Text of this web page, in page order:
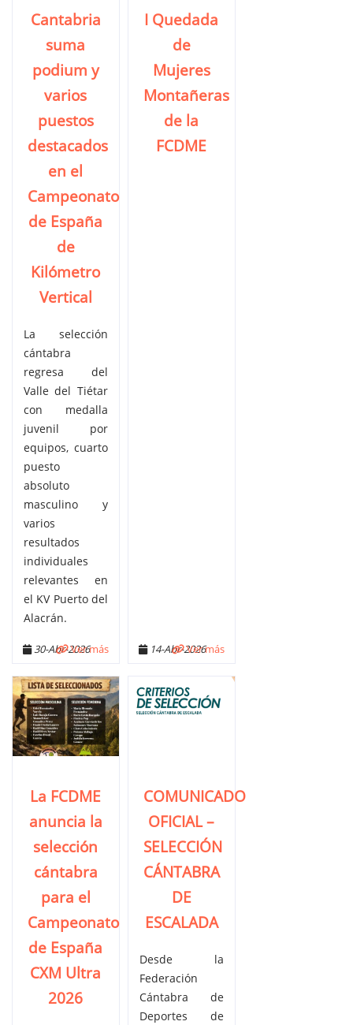
Cantabria
suma
podium y
varios
puestos
destacados
en el
Campeonato
de España
de
Kilómetro
Vertical
La selección
cántabra
regresa del
Valle del Tiétar
con medalla
juvenil por
equipos, cuarto
puesto
absoluto
masculino y
varios
resultados
individuales
relevantes en
el KV Puerto del
Alacrán.
30-Abr-2026Ver más
I Quedada
de
Mujeres
Montañeras
de la
FCDME
14-Abr-2026Ver más
La FCDME
anuncia la
selección
cántabra
para el
Campeonato
de España
CXM Ultra
2026
COMUNICADO
OFICIAL –
SELECCIÓN
CÁNTABRA
DE
ESCALADA
Desde la
Federación
Cántabra de
Deportes de